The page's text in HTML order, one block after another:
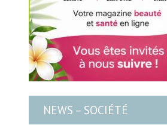
NEWS – SOCIÉTÉ